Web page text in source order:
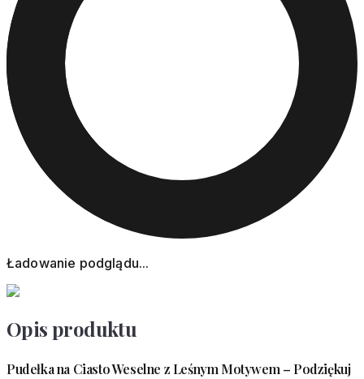
Ładowanie podglądu...
Opis produktu
Pudełka na Ciasto Weselne z Leśnym Motywem – Podziękuj